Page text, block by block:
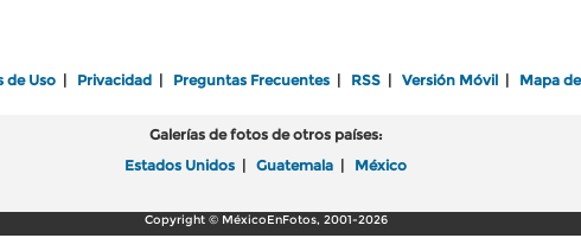
de Uso Privacidad Preguntas Frecuentes RSS Versión Móvil Mapa
Galerías de fotos de otros países:
Estados Unidos
Guatemala México
Copyright © MéxicoEnFotos, 2001-2026